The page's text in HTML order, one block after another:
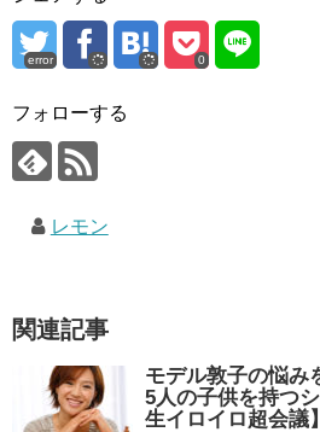
error 0
フォローする
レモン
関連記事
モデル敦子の悩み
5人の子供を持つ
生イロイロ超会議】